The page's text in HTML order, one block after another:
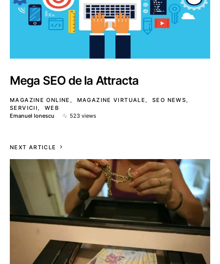
Mega SEO de la Attracta
MAGAZINE ONLINE MAGAZINE VIRTUALE
SEO NEWS
SERVICII
WEB
Emanuel Ionescu
523 views
NEXT ARTICLE